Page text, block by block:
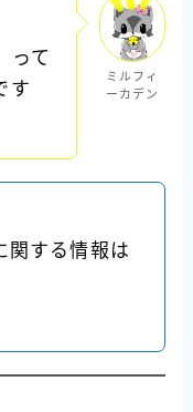
って
す
ミルフィ
ーカデン
関する情報は